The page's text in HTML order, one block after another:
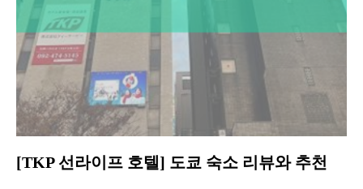
[TKP 선라이프 호텔] 도쿄 숙소 리뷰와 추천